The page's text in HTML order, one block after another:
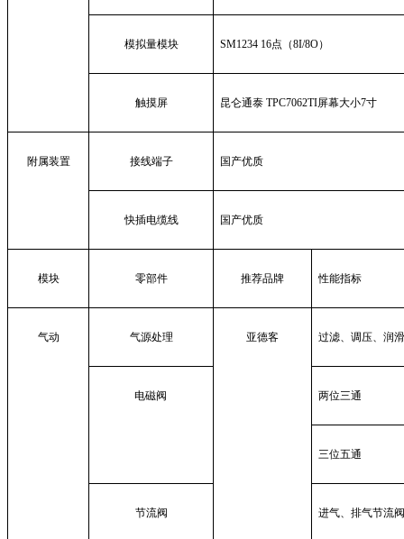
模拟量模块 SM1234 16点（8I/8O）
触摸屏 昆仑通泰 TPC7062TI屏幕大小7寸
附属装置 接线端子 国产优质
快插电缆线 国产优质
模块 零部件 推荐品牌 性能指标
气动 气源处理 亚德客 过滤、调压、润
电磁阀 两位三通
三位五通
节流阀 进气、排气节流